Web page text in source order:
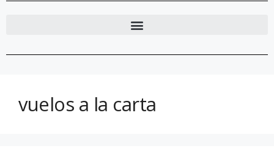
vuelos a la carta